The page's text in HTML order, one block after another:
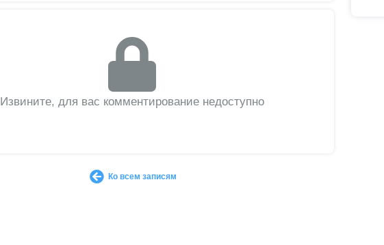
Извините, для вас комментирование недоступно
Ко всем записям